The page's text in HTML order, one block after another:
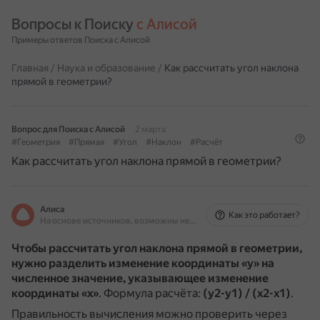
Вопросы к Поиску с Алисой
Примеры ответов Поиска с Алисой
Главная / Наука и образование / Как рассчитать угол наклона
прямой в геометрии?
Вопрос для Поиска с Алисой
2 марта
#Геометрия
#Прямая #Угол #Наклон #Расчёт
Как рассчитать угол наклона прямой в геометрии?
Алиса
На основе источников, возможны неточности
Как это работает?
Чтобы рассчитать угол наклона прямой в геометрии,
нужно разделить изменение координаты «у» на
численное значение, указывающее изменение
координаты «х». Формула расчёта: (y2-y1) / (x2-x1).
Правильность вычисления можно проверить через